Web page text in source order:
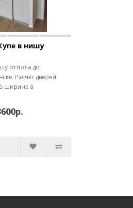
в нишу
от пола до
Расчет дверей
ширине в